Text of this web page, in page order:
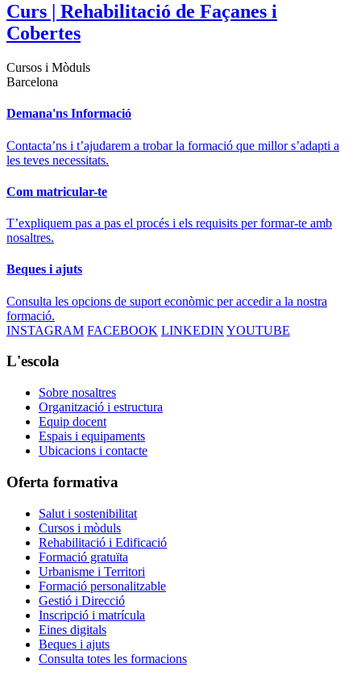
Curs | Rehabilitació de Façanes i
Cobertes
Cursos i Mòduls
Barcelona
Demana'ns Informació
Contacta’ns i t’ajudarem a trobar la formació que millor s’adapti a
les teves necessitats.
Com matricular-te
T’expliquem pas a pas el procés i els requisits per formar-te amb
nosaltres.
Beques i ajuts
Consulta les opcions de suport econòmic per accedir a la nostra
formació.
INSTAGRAM FACEBOOK LINKEDIN YOUTUBE
L'escola
Sobre nosaltres
Organització i estructura
Equip docent
Espais i equipaments
Ubicacions i contacte
Oferta formativa
Salut i sostenibilitat
Cursos i mòduls
Rehabilitació i Edificació
Formació gratuïta
Urbanisme i Territori
Formació personalitzable
Gestió i Direcció
Inscripció i matrícula
Eines digitals
Beques i ajuts
Consulta totes les formacions